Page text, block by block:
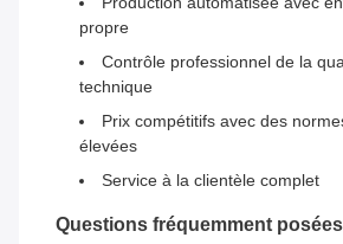
propre
Contrôle professionnel de la
technique
Prix compétitifs avec des
élevées
Service à la clientèle complet
Questions fréquemment posées